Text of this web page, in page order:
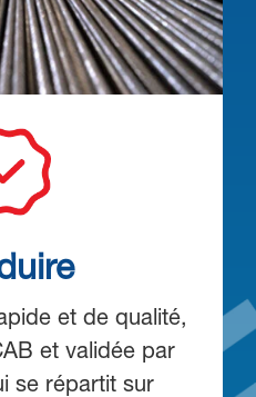
et de qualité,
et validée par
se répartit sur